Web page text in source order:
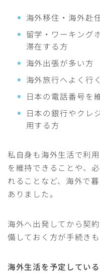
海外移住・海外赴
留学・ワーキング
滞在する方
海外出張が多い方
海外旅行へよく行
日本の電話番号を
日本の銀行やクレ
用する方
私自身も海外生活で利
を維持できることや、
れることなど、海外で
ありました。
海外へ出発してから契
備しておく方が手続きも
海外生活を予定してい